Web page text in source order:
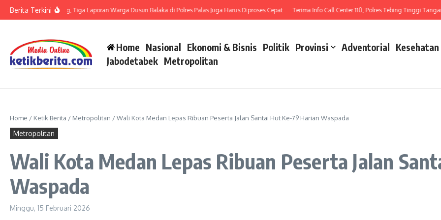
Berita Terkini
di Polsek Barteng, Tiga Laporan Warga Dusun Balaka di Polres Palas Juga Harus Diproses Cepat Terima Info Call Center 110, Polres Tebing Tinggi Tangani
Home Nasional Ekonomi & Bisnis Politik Provinsi Adventorial Kesehatan
Jabodetabek Metropolitan
Home / Ketik Berita / Metropolitan /Wali Kota Medan Lepas Ribuan Peserta Jalan Santai Hut Ke-79 Harian Waspada
Metropolitan
Wali Kota Medan Lepas Ribuan Peserta Jalan
Waspada
Minggu, 15 Februari 2026